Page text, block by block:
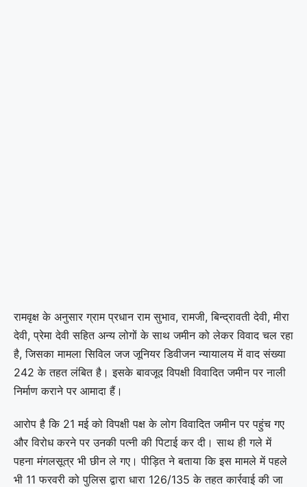
रामवृक्ष के अनुसार ग्राम प्रधान राम सुभाव, रामजी, बिन्द्रावती देवी, मीरा
देवी, प्रेमा देवी सहित अन्य लोगों के साथ जमीन को लेकर विवाद चल रहा
है, जिसका मामला सिविल जज जूनियर डिवीजन न्यायालय में वाद संख्या
242 के तहत लंबित है। इसके बावजूद विपक्षी विवादित जमीन पर नाली
निर्माण कराने पर आमादा हैं।
आरोप है कि 21 मई को विपक्षी पक्ष के लोग विवादित जमीन पर पहुंच गए
और विरोध करने पर उनकी पत्नी की पिटाई कर दी। साथ ही गले में
पहना मंगलसूत्र भी छीन ले गए। पीड़ित ने बताया कि इस मामले में पहले
भी 11 फरवरी को पुलिस द्वारा धारा 126/135 के तहत कार्रवाई की जा